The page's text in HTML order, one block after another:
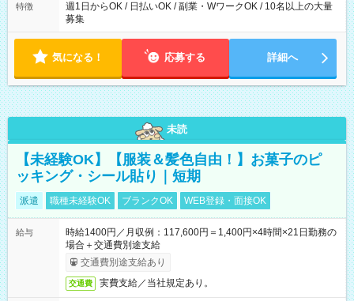
特徴
週1日からOK / 日払いOK / 副業・WワークOK / 10名以上の大量
募集
気になる！ 応募する 詳細へ
未読
【未経験OK】【服装＆髪色自由！】お菓子のピ
ッキング・シール貼り｜短期
派遣 職種未経験OK ブランクOK WEB登録・面接OK
給与
時給1400円／月収例：117,600円＝1,400円×4時間×21日勤務の
場合＋交通費別途支給
交通費別途支給あり
交通費 実費支給／当社規定あり。